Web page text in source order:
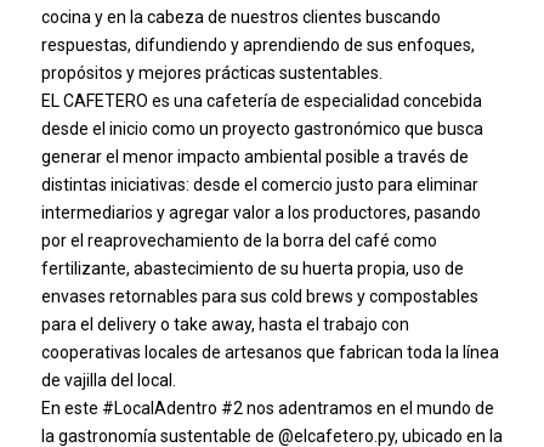
cocina y en la cabeza de nuestros clientes buscando
respuestas, difundiendo y aprendiendo de sus enfoques,
propósitos y mejores prácticas sustentables.
EL CAFETERO es una cafetería de especialidad concebida
desde el inicio como un proyecto gastronómico que busca
generar el menor impacto ambiental posible a través de
distintas iniciativas: desde el comercio justo para eliminar
intermediarios y agregar valor a los productores, pasando
por el reaprovechamiento de la borra del café como
fertilizante, abastecimiento de su huerta propia, uso de
envases retornables para sus cold brews y compostables
para el delivery o take away, hasta el trabajo con
cooperativas locales de artesanos que fabrican toda la línea
de vajilla del local.
En este #LocalAdentro #2 nos adentramos en el mundo de
la gastronomía sustentable de @elcafetero.py, ubicado en la